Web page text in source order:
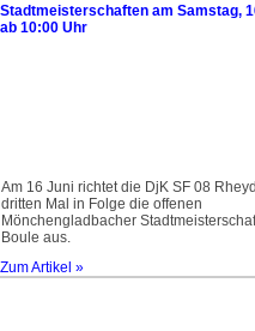
Stadtmeisterschaften am Samstag,
ab 10:00 Uhr
Am 16 Juni richtet die DjK SF 08
dritten Mal in Folge die offenen
Mönchengladbacher
Boule aus.
Zum Artikel »